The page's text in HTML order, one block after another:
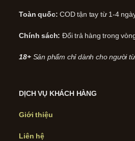
Toàn quốc: COD tận tay từ 1-4
Chính sách: Đổi trả hàng trong
18+ Sản phẩm chỉ dành cho người
DỊCH VỤ KHÁCH HÀNG
Giới thiệu
Liên hệ